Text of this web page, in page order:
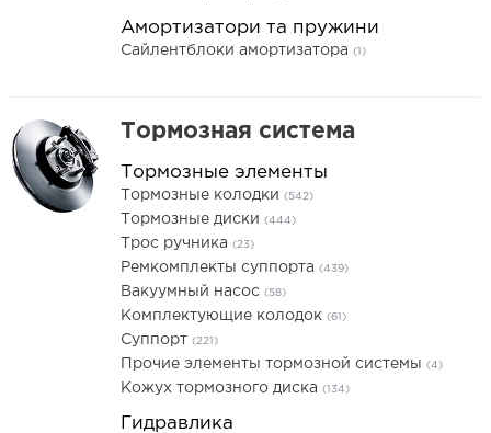
Амортизатори та пружини
Сайлентблоки амортизатора (1)
Тормозная система
Тормозные элементы
Тормозные колодки (542)
Тормозные диски (444)
Трос ручника (23)
Ремкомплекты суппорта (439)
Вакуумный насос (58)
Комплектующие колодок (61)
Суппорт (221)
Прочие элементы тормозной системы (4)
Кожух тормозного диска (134)
Гидравлика